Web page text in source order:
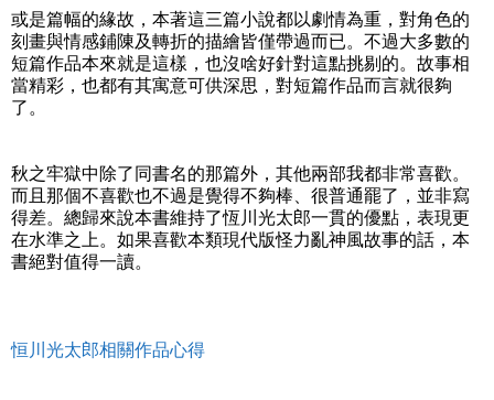
或是篇幅的緣故，本著這三篇小說都以劇情為重，對角色的
刻畫與情感鋪陳及轉折的描繪皆僅帶過而已。不過大多數的
短篇作品本來就是這樣，也沒啥好針對這點挑剔的。故事相
當精彩，也都有其寓意可供深思，對短篇作品而言就很夠
了。
秋之牢獄中除了同書名的那篇外，其他兩部我都非常喜歡。
而且那個不喜歡也不過是覺得不夠棒、很普通罷了，並非寫
得差。總歸來說本書維持了恆川光太郎一貫的優點，表現更
在水準之上。如果喜歡本類現代版怪力亂神風故事的話，本
書絕對值得一讀。
恒川光太郎相關作品心得